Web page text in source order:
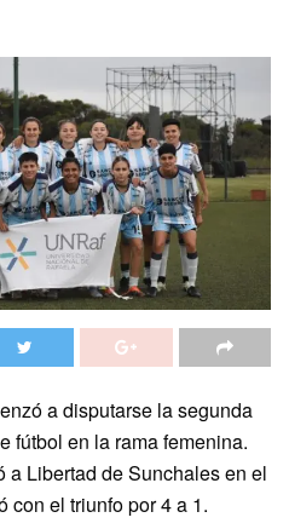
a disputarse la segunda
fútbol en la rama femenina.
a Libertad de Sunchales en el
con el triunfo por 4 a 1.